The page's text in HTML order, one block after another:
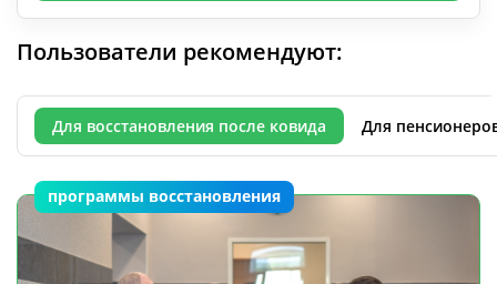
Пользователи рекомендуют:
Для восстановления после ковида Для
программы восстановления